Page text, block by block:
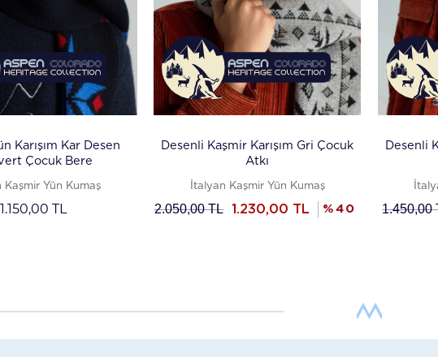
Karışım Kar Desen
Çocuk Bere
Kaşmir Yün Kumaş
1.150,00 TL
Desenli Kaşmir Karışım Gri Çocuk
Atkı
İtalyan Kaşmir Yün Kumaş
2.050,00TL 1.230,00 TL %40
Desenli
1.450,00